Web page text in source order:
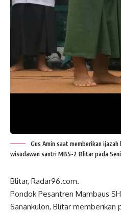
Gus Amin saat memberikan
wisudawan santri MBS-2 Blitar pada
Blitar, Radar96.com.
Pondok Pesantren Mambaus
Sanankulon, Blitar memberikan